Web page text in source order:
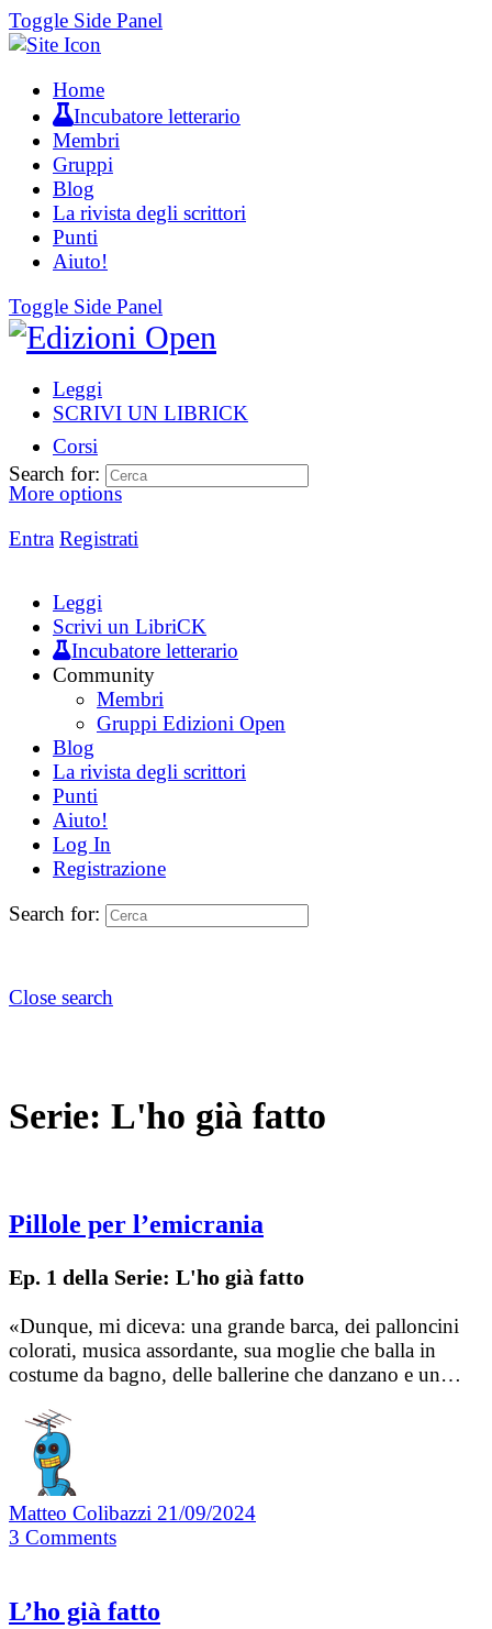
Toggle Side Panel
Home
Incubatore letterario
Membri
Gruppi
Blog
La rivista degli scrittori
Punti
Aiuto!
Toggle Side Panel
Leggi
SCRIVI UN LIBRICK
Corsi
More options
Entra Registrati
Search for:
Leggi
Scrivi un LibriCK
Incubatore letterario
Community
Membri
Gruppi Edizioni Open
Blog
La rivista degli scrittori
Punti
Aiuto!
Log In
Registrazione
Search for:
Close search
Serie: L'ho già fatto
Pillole per l’emicrania
Ep. 1 della Serie: L'ho già fatto
«Dunque, mi diceva: una grande barca, dei palloncini
colorati, musica assordante, sua moglie che balla in
costume da bagno, delle ballerine che danzano e un…
Matteo Colibazzi 21/09/2024
3 Comments
L’ho già fatto